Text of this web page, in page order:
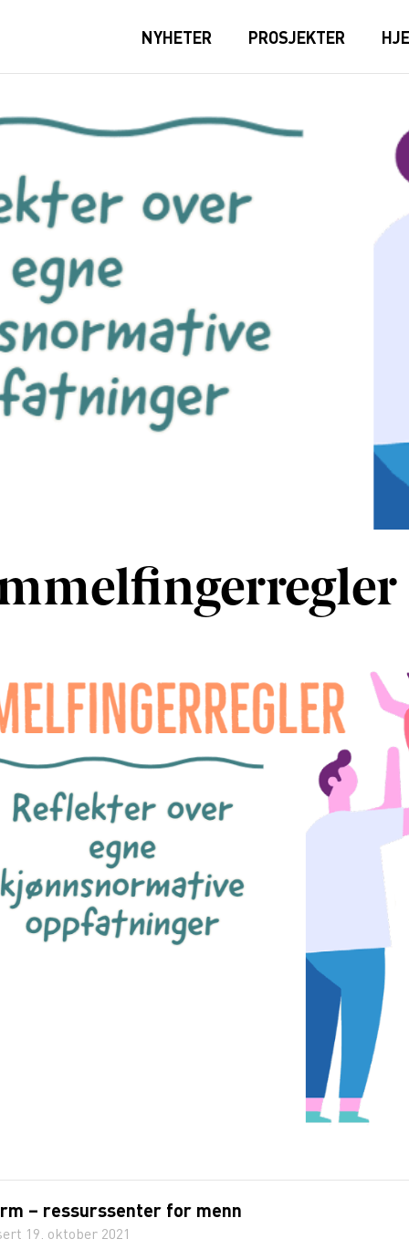
NYHETER PROSJEKTER
– ressurssenter for menn
19. oktober 2021